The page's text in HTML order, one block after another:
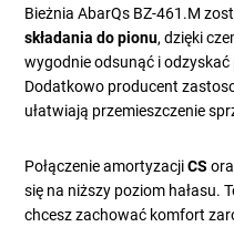
Bieżnia AbarQs BZ-461.M
składania do pionu, dzięki
wygodnie odsunąć i
Dodatkowo producent
ułatwiają przemieszczenie
Połączenie amortyzacjiCS
się na niższy poziom hałasu.
chcesz zachować komfort